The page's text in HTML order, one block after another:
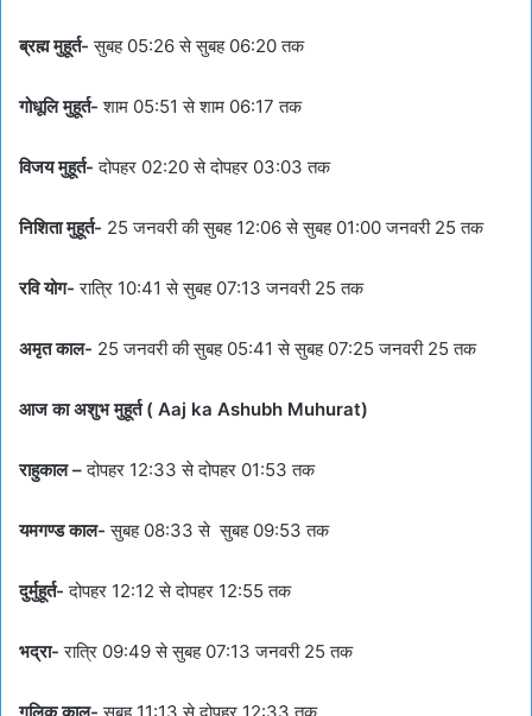
ब्रह्म मुहूर्त- सुबह 05:26 से सुबह 06:20 तक
गोधूलि मुहूर्त-शाम 05:51 से शाम 06:17 तक
विजय मुहूर्त-दोपहर 02:20 से दोपहर 03:03 तक
निशिता मुहूर्त- 25 जनवरी की सुबह 12:06 से सुबह 01:00 जनवरी 25 तक
रवि योग-रात्रि 10:41 से सुबह 07:13 जनवरी 25 तक
अमृत काल- 25 जनवरी की सुबह 05:41 से सुबह 07:25 जनवरी 25 तक
आज का अशुभ मुहूर्त ( Aaj ka Ashubh Muhurat)
राहुकाल –दोपहर 12:33 से दोपहर 01:53 तक
यमगण्ड काल-सुबह 08:33 से सुबह 09:53 तक
दुर्मुहूर्त-दोपहर 12:12 से दोपहर 12:55 तक
भद्रा- रात्रि 09:49 से सुबह 07:13 जनवरी 25 तक
गुलिक काल-सुबह 11:13 से दोपहर 12:33 तक